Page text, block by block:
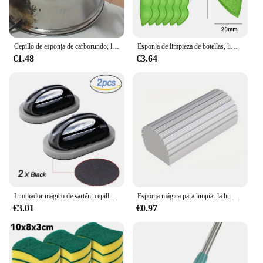
€1.48
Esponja de limpieza de botellas, limpiador de granos mágicos, reutilizable, duradera, 6 piezas
€3.64
€3.01 €0.97